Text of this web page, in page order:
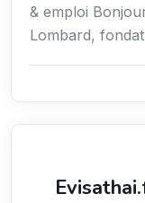
& emploi
Lombard,